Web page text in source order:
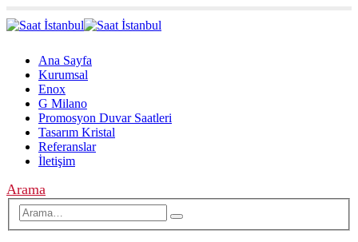
Ana Sayfa
Kurumsal
Enox
G Milano
Promosyon Duvar Saatleri
Tasarım Kristal
Referanslar
İletişim
Arama